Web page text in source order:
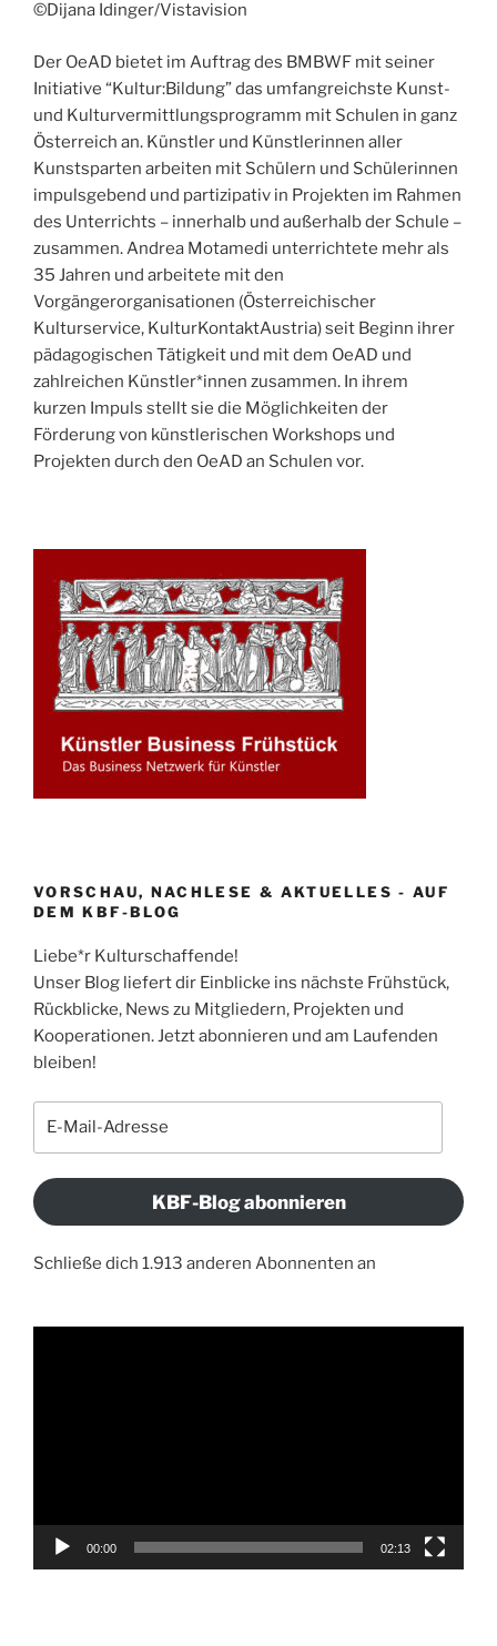
©Dijana Idinger/Vistavision
Der OeAD bietet im Auftrag des BMBWF mit seiner
Initiative “Kultur:Bildung” das umfangreichste Kunst-
und Kulturvermittlungsprogramm mit Schulen in ganz
Österreich an. Künstler und Künstlerinnen aller
Kunstsparten arbeiten mit Schülern und Schülerinnen
impulsgebend und partizipativ in Projekten im Rahmen
des Unterrichts – innerhalb und außerhalb der Schule –
zusammen. Andrea Motamedi unterrichtete mehr als
35 Jahren und arbeitete mit den
Vorgängerorganisationen (Österreichischer
Kulturservice, KulturKontaktAustria) seit Beginn ihrer
pädagogischen Tätigkeit und mit dem OeAD und
zahlreichen Künstler*innen zusammen. In ihrem
kurzen Impuls stellt sie die Möglichkeiten der
Förderung von künstlerischen Workshops und
Projekten durch den OeAD an Schulen vor.
VORSCHAU, NACHLESE & AKTUELLES - AUF
DEM KBF-BLOG
Liebe*r Kulturschaffende!
Unser Blog liefert dir Einblicke ins nächste Frühstück,
Rückblicke, News zu Mitgliedern, Projekten und
Kooperationen. Jetzt abonnieren und am Laufenden
bleiben!
KBF-Blog abonnieren
Schließe dich 1.913 anderen Abonnenten an
00:00 02:13